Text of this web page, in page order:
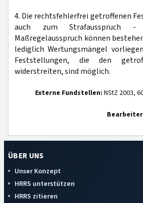
4. Die rechtsfehlerfrei getroffenen
auch zum Strafausspruch
Maßregelausspruch können
lediglich Wertungsmängel
Feststellungen, die den
widerstreiten, sind möglich.
Externe Fundstellen: NStZ 2003,
ÜBER UNS
Unser Konzept
HRRS unterstützen
HRRS zitieren